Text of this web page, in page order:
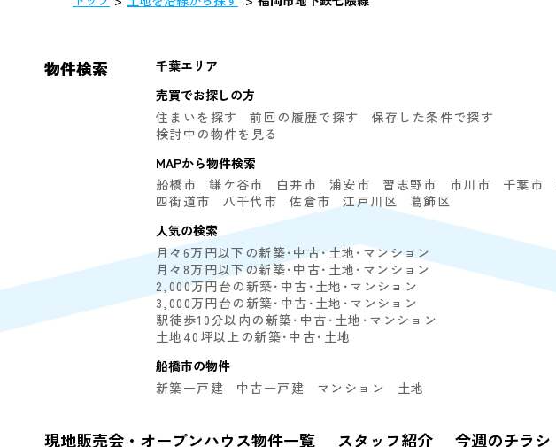
物件検索
千葉エリア
売買でお探しの方
住まいを探す
前回の履歴で探す
保存した条件で探す
検討中の物件を見る
MAPから物件検索
船橋市
鎌ケ谷市 白井市 浦安市 習志野市 市川市 千葉市
四街道市
八千代市 佐倉市 江戸川区
葛飾区
人気の検索
月々6万円以下の新築･中古･土地･マンション
月々8万円以下の新築･中古･土地･マンション
2,000万円台の新築･中古･土地･マンション
3,000万円台の新築･中古･土地･マンション
駅徒歩10分以内の新築･中古･土地･マンション
土地40坪以上の新築･中古･土地
船橋市の物件
新築一戸建
中古一戸建 マンション 土地
現地販売会・オープンハウス物件一覧 スタッフ紹介 今週のチラシ